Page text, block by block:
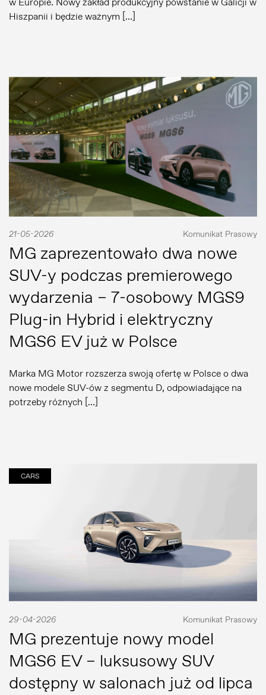
Hiszpanii i będzie ważnym […]
21-05-2026 Komunikat Prasowy
MG zaprezentowało dwa nowe
SUV-y podczas premierowego
wydarzenia – 7-osobowy MGS9
Plug-in Hybrid i elektryczny
MGS6 EV już w Polsce
Marka MG Motor rozszerza swoją ofertę w Polsce o dwa
nowe modele SUV-ów z segmentu D, odpowiadające na
potrzeby różnych […]
CARS
29-04-2026 Komunikat Prasowy
MG prezentuje nowy model
MGS6 EV – luksusowy SUV
dostępny w salonach już od lipca